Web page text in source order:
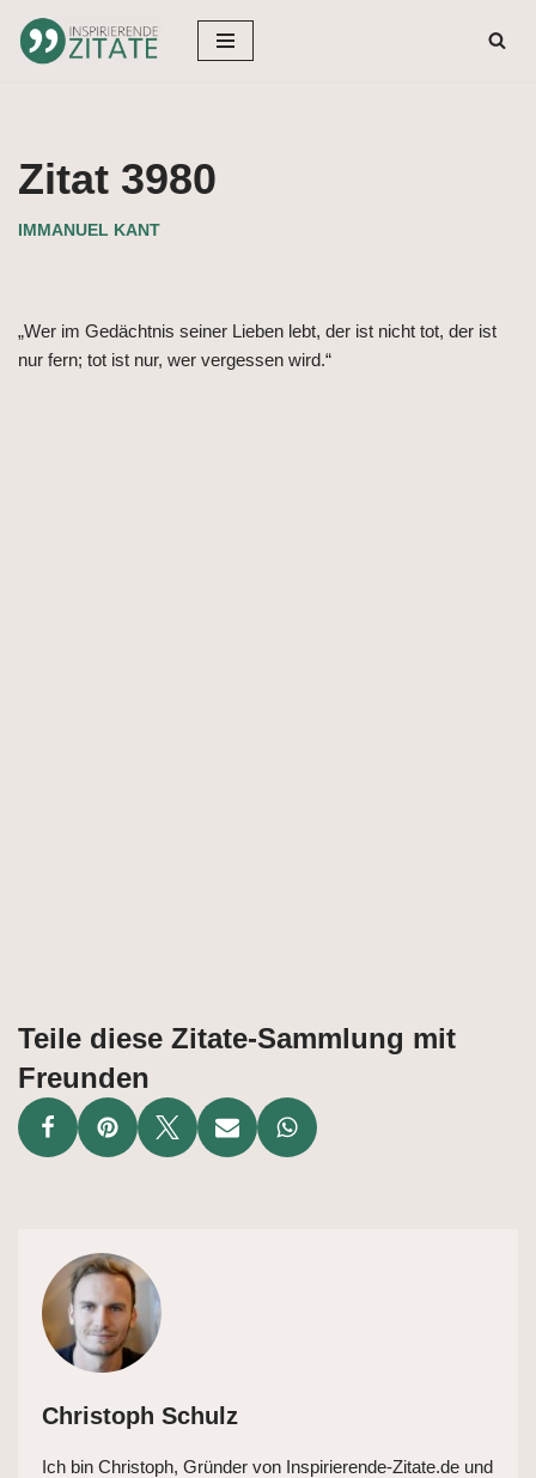
Zum
Zitat 3980
IMMANUEL KANT
„Wer im Gedächtnis seiner Lieben lebt, der ist nicht tot, der ist
nur fern; tot ist nur, wer vergessen wird.“
Teile diese Zitate-Sammlung mit
Freunden
Christoph Schulz
Ich bin Christoph, Gründer von Inspirierende-Zitate.de und